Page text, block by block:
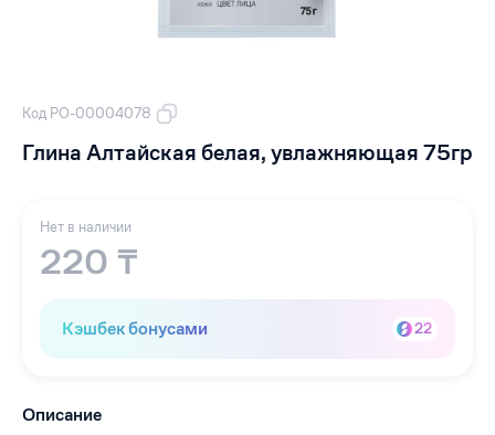
Код РО-00004078
Глина Алтайская белая, увлажняющая 75гр
Нет в наличии
220 ₸
Кэшбек бонусами 22
Описание